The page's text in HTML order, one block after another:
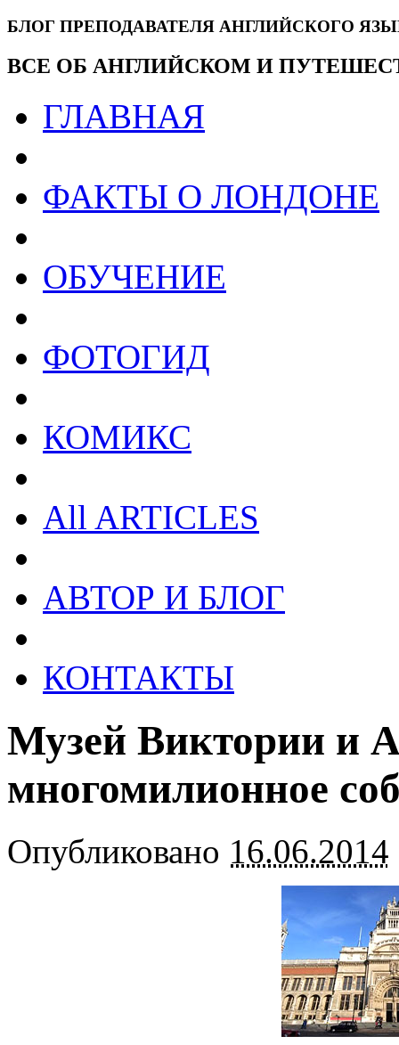
БЛОГ ПРЕПОДАВАТЕЛЯ АНГЛИЙСКОГО
ВСЕ ОБ АНГЛИЙСКОМ И
ГЛАВНАЯ
ФАКТЫ О ЛОНДОНЕ
ОБУЧЕНИЕ
ФОТОГИД
КОМИКС
All ARTICLES
АВТОР И БЛОГ
КОНТАКТЫ
Музей Виктории и
многомилионное
Опубликовано 16.06.2014